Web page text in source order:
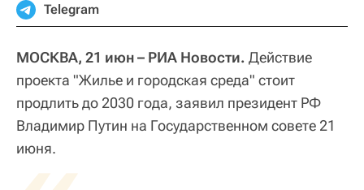
Telegram
МОСКВА, 21 июн – РИА Новости. Действие
проекта "Жилье и городская среда" стоит
продлить до 2030 года, заявил президент РФ
Владимир Путин на Государственном совете 21
июня.